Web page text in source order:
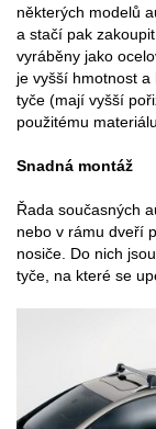
některých modelů
a stačí pak
vyráběny jako
je vyšší hmotnost
tyče (mají vyšší
použitému
Snadná montáž
Řada současných
nebo v rámu dveří
nosiče. Do nich
tyče, na které se